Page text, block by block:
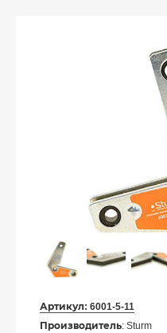
Артикул: 6001-5-11
Производитель: Sturm